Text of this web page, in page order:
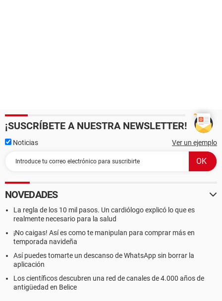
¡SUSCRÍBETE A NUESTRA NEWSLETTER!
Noticias Ver un ejemplo
NOVEDADES
La regla de los 10 mil pasos. Un cardiólogo explicó lo que es
realmente necesario para la salud
¡No caigas! Así es como te manipulan para comprar más en
temporada navideña
Así puedes tomarte un descanso de WhatsApp sin borrar la
aplicación
Los científicos descubren una red de canales de 4.000 años de
antigüedad en Belice